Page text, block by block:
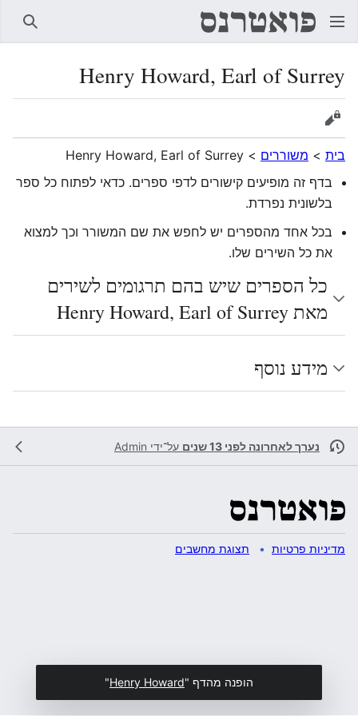
Henry Howard, Earl of Surrey
הצגת מקור
בית > משוררים >
Henry Howard, Earl of Surrey
בדף זה מופיעים קישורים לדפי ספרים. כדאי לפתוח כל ספר
בלשונית נפרדת.
בכל אחד מהספרים יש לחפש את שם המשורר וכך למצוא
את כל השירים שלו.
כל הספרים שיש בהם תרגומים לשירים
מאת Henry Howard, Earl of Surrey
מידע נוסף
נערך לאחרונה לפני 13 שנים על־ידי Admin
מדיניות פרטיות תצוגת מחשבים
הופנה מהדף "Henry Howard
"